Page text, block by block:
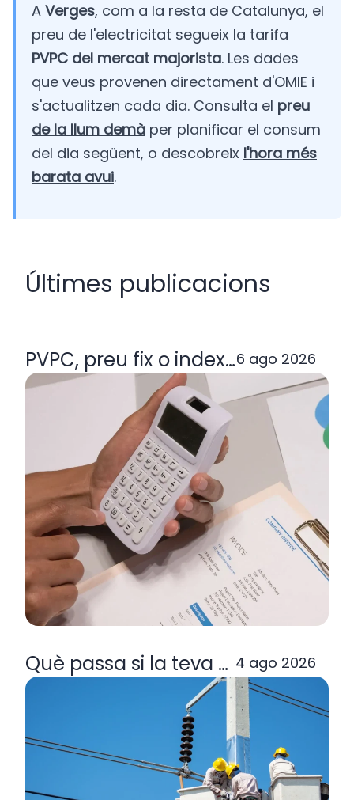
A Verges, com a la resta de Catalunya, el
preu de l'electricitat segueix la tarifa
PVPC del mercat majorista. Les dades
que veus provenen directament d'OMIE i
s'actualitzen cada dia. Consulta el preu
de la llum demà per planificar el consum
del dia següent, o descobreix l'hora més
barata avui.
Últimes publicacions
PVPC, preu fix o indexada: quina
6 ago 2026
Què passa si la teva 4 ago 2026